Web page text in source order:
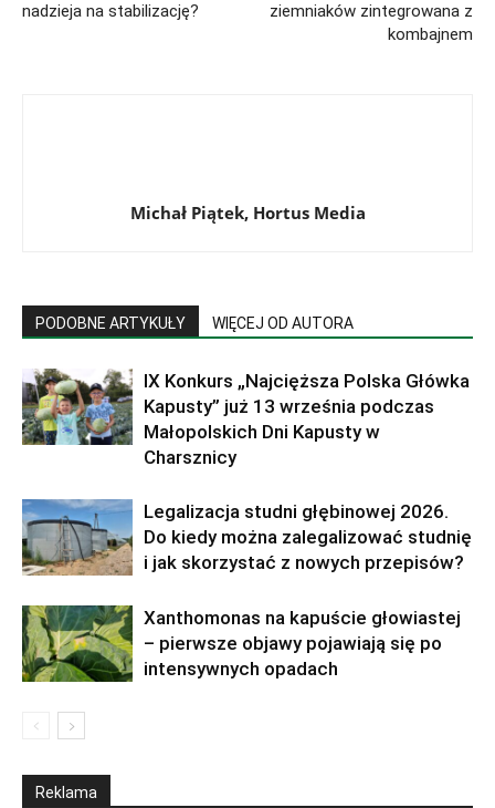
nadzieja na stabilizację?
ziemniaków zintegrowana z
kombajnem
Michał Piątek, Hortus Media
PODOBNE ARTYKUŁY WIĘCEJ OD AUTORA
IX Konkurs „Najcięższa Polska Główka
Kapusty” już 13 września podczas
Małopolskich Dni Kapusty w
Charsznicy
Legalizacja studni głębinowej 2026.
Do kiedy można zalegalizować studnię
i jak skorzystać z nowych przepisów?
Xanthomonas na kapuście głowiastej
– pierwsze objawy pojawiają się po
intensywnych opadach
Reklama